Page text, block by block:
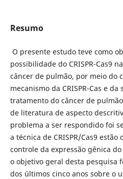
Resumo
O presente estudo teve como
possibilidade do CRISPR-Cas9
câncer de pulmão, por meio do
mecanismo da CRISPR-Cas e
tratamento do câncer de
de literatura de aspecto
problema a ser respondido foi
a técnica de CRISPR/Cas9
controle da expressão gênica
o objetivo geral desta pesquisa
dos últimos cinco anos sobre o